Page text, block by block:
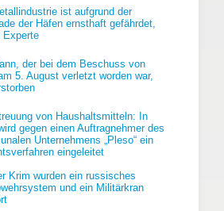
ist aufgrund der
der Häfen ernsthaft gefährdet,
Experte
der bei dem Beschuss von
5. August verletzt worden war,
von Haushaltsmitteln: In
gegen einen Auftragnehmer des
Unternehmens „Pleso“ ein
eingeleitet
Krim wurden ein russisches
und ein Militärkran